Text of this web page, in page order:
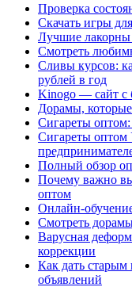
Проверка
Скачать игры
Лучшие
Смотреть
Сливы курсов:
рублей в год
Kinogo — сайт с
Дорамы,
Сигареты оптом:
Сигареты
Полный обзор
Почему важно
оптом
Онлайн-
Смотреть
Варусная
коррекции
Как дать старым
объявлений